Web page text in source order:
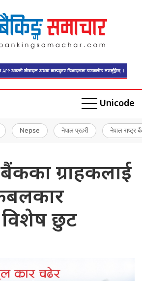
Unicode
Nepse नेपाल प्रहरी नेपाल राष्ट्र
ग्राहकलाई
विशेष छुट